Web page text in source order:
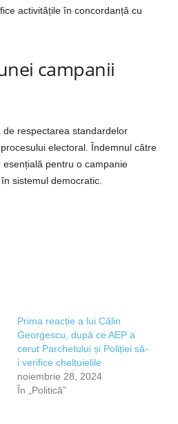
activitățile în concordanță cu
campanii
respectarea standardelor
electoral. Îndemnul către
pentru o campanie
sistemul democratic.
Prima reacție a lui Călin
Georgescu, după ce AEP a
cerut Parchetului și Poliției să-
i verifice cheltuielile
noiembrie 28, 2024
În „Politică”